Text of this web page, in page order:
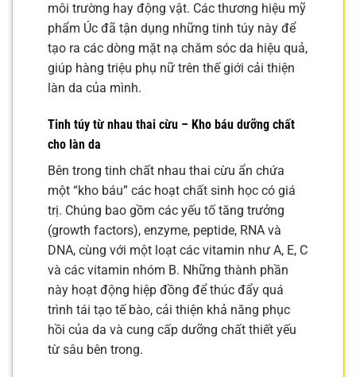
môi trường hay động vật. Các thương hiệu mỹ
phẩm Úc đã tận dụng những tinh túy này để
tạo ra các dòng mặt nạ chăm sóc da hiệu quả,
giúp hàng triệu phụ nữ trên thế giới cải thiện
làn da của mình.
Tinh túy từ nhau thai cừu – Kho báu dưỡng chất
cho làn da
Bên trong tinh chất nhau thai cừu ẩn chứa
một “kho báu” các hoạt chất sinh học có giá
trị. Chúng bao gồm các yếu tố tăng trưởng
(growth factors), enzyme, peptide, RNA và
DNA, cùng với một loạt các vitamin như A, E, C
và các vitamin nhóm B. Những thành phần
này hoạt động hiệp đồng để thúc đẩy quá
trình tái tạo tế bào, cải thiện khả năng phục
hồi của da và cung cấp dưỡng chất thiết yếu
từ sâu bên trong.